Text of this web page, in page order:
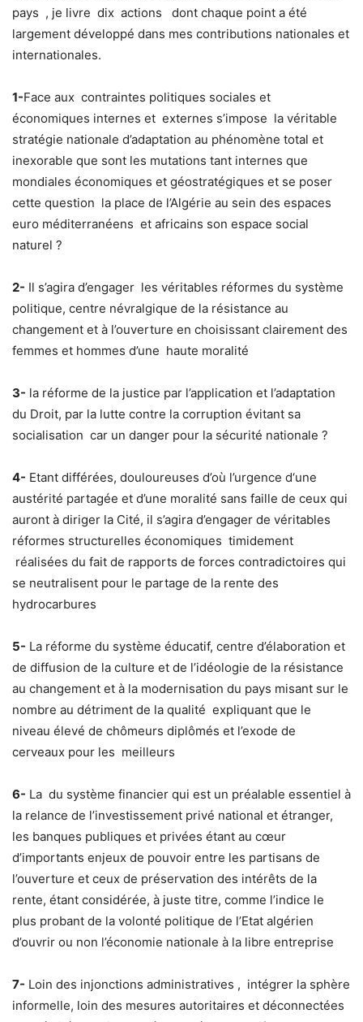
pays , je livre dix actions dont chaque point a été
largement développé dans mes contributions nationales et
internationales.
1-Face aux contraintes politiques sociales et
économiques internes et externes s’impose la véritable
stratégie nationale d’adaptation au phénomène total et
inexorable que sont les mutations tant internes que
mondiales économiques et géostratégiques et se poser
cette question la place de l’Algérie au sein des espaces
euro méditerranéens et africains son espace social
naturel ?
2- Il s’agira d’engager les véritables réformes du système
politique, centre névralgique de la résistance au
changement et à l’ouverture en choisissant clairement des
femmes et hommes d’une haute moralité
3- la réforme de la justice par l’application et l’adaptation
du Droit, par la lutte contre la corruption évitant sa
socialisation car un danger pour la sécurité nationale ?
4- Etant différées, douloureuses d’où l’urgence d‘une
austérité partagée et d’une moralité sans faille de ceux qui
auront à diriger la Cité, il s’agira d’engager de véritables
réformes structurelles économiques timidement
réalisées du fait de rapports de forces contradictoires qui
se neutralisent pour le partage de la rente des
hydrocarbures
5- La réforme du système éducatif, centre d’élaboration et
de diffusion de la culture et de l’idéologie de la résistance
au changement et à la modernisation du pays misant sur le
nombre au détriment de la qualité expliquant que le
niveau élevé de chômeurs diplômés et l’exode de
cerveaux pour les meilleurs
6- La du système financier qui est un préalable essentiel à
la relance de l’investissement privé national et étranger,
les banques publiques et privées étant au cœur
d’importants enjeux de pouvoir entre les partisans de
l’ouverture et ceux de préservation des intérêts de la
rente, étant considérée, à juste titre, comme l’indice le
plus probant de la volonté politique de l’Etat algérien
d’ouvrir ou non l’économie nationale à la libre entreprise
7- Loin des injonctions administratives , intégrer la sphère
informelle, loin des mesures autoritaires et déconnectées